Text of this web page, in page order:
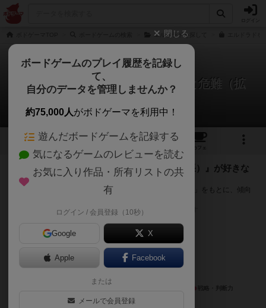
エルドラドを探して
エルドラドを探して：ムイスカと危難（拡
張）
次のおすすめボードゲーム
1 2
カフェ
『エルドラドを探して：ムイスカと危難（拡張）』が好きな
方へのおすすめ
このゲームのトップページで投票された「プレイ感の評価」をもとに、傾向
※リストには一定の投票数がある作品のみを表示しています
閉じる
ボードゲームのプレイ履歴を記録し
て、
自分のデータを管理しませんか？
約75,000人がボドゲーマを利用中！
遊んだボードゲームを記録する
気になるゲームのレビューを読む
お気に入り作品・所有リストの共
有
ログイン / 会員登録（10秒）
Google X
Apple Facebook
または
メールで会員登録